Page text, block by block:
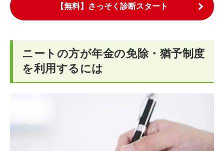
【無料】さっそく診断スタート
ニートの方が年金の免除・猶予制度
を利用するには